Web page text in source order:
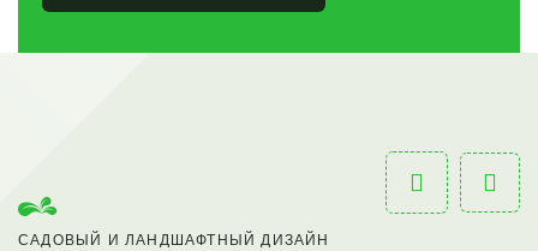
САДОВЫЙ И ЛАНДШАФТНЫЙ ДИЗАЙН